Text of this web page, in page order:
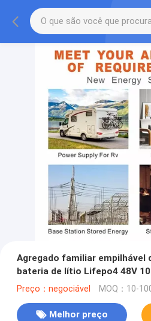
Agregado familiar empilhável
bateria de lítio Lifepo4 48V
armazenamento de energia
Preço：negociável MOQ：10-
Melhor preço